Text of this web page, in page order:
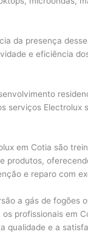
da presença
e eficiência
serviços Electrolux
em Cotia são
produtos,
e reparo com
a gás de fogões
os profissionais em
qualidade e a